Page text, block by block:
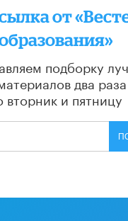
от
подборку
два
вторник и пятницу